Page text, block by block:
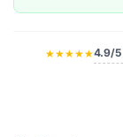
★★★★★4.9/5